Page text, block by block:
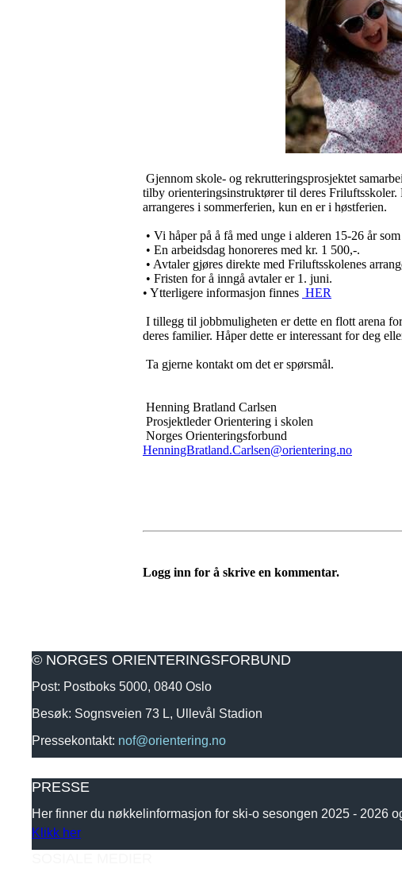
Gjennom skole- og rekrutteringsprosjektet
tilby orienteringsinstruktører til deres
arrangeres i sommerferien, kun en er i høstferien.
• Vi håper på å få med unge i alderen 15-26 år
• En arbeidsdag honoreres med kr. 1 500,-.
• Avtaler gjøres direkte med Friluftsskolenes
• Fristen for å inngå avtaler er 1. juni.
• Ytterligere informasjon finnes HER
I tillegg til jobbmuligheten er dette en flott arena
deres familier. Håper dette er interessant for deg
Ta gjerne kontakt om det er spørsmål.
Henning Bratland Carlsen
Prosjektleder Orientering i skolen
Norges Orienteringsforbund
HenningBratland.Carlsen@orientering.no
Logg inn for å skrive en kommentar.
© NORGES ORIENTERINGSFORBUND
Post: Postboks 5000, 0840 Oslo
Besøk: Sognsveien 73 L, Ullevål Stadion
Pressekontakt: nof@orientering.no
PRESSE
Her finner du nøkkelinformasjon for ski-o sesongen 2025 - 2026
Klikk her